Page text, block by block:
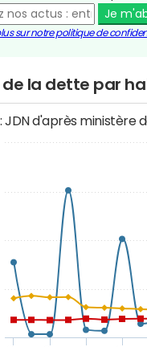
Je
sur notre politique de
de la dette par
JDN d'après ministère